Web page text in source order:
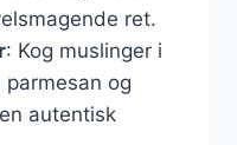
ret.
: Kog muslinger i
og
autentisk